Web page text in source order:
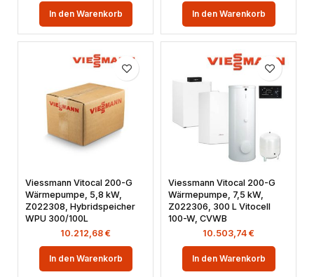
In den Warenkorb In den Warenkorb
Viessmann Vitocal 200-G
Wärmepumpe, 5,8 kW,
Z022308, Hybridspeicher
WPU 300/100L
10.212,68 €
In den Warenkorb
Viessmann Vitocal 200-G
Wärmepumpe, 7,5 kW,
Z022306, 300 L Vitocell
100-W, CVWB
10.503,74 €
In den Warenkorb